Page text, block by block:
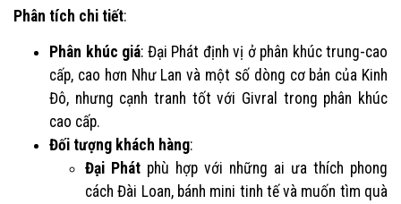
Phân tích chi tiết:
Phân khúc giá: Đại Phát định vị ở phân khúc trung-cao
cấp, cao hơn Như Lan và một số dòng cơ bản của Kinh
Đô, nhưng cạnh tranh tốt với Givral trong phân khúc
cao cấp.
Đối tượng khách hàng:
Đại Phát phù hợp với những ai ưa thích phong
cách Đài Loan, bánh mini tinh tế và muốn tìm quà